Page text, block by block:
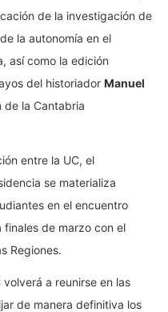
de la investigación de
la autonomía en el
así como la edición
del historiador Manuel
de la Cantabria
entre la UC, el
se materializa
en el encuentro
finales de marzo con el
Regiones.
volverá a reunirse en las
de manera definitiva los